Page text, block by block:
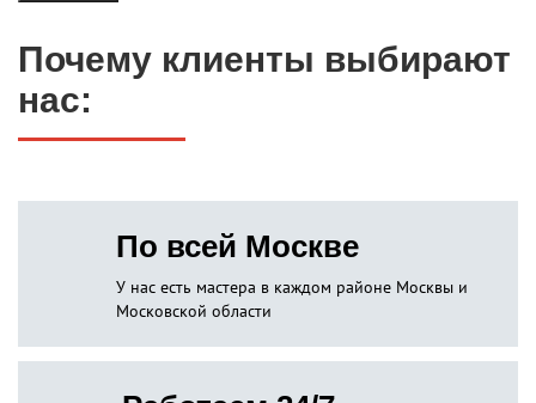
Почему клиенты выбирают
нас:
По всей Москве
У нас есть мастера в каждом районе Москвы и
Московской области